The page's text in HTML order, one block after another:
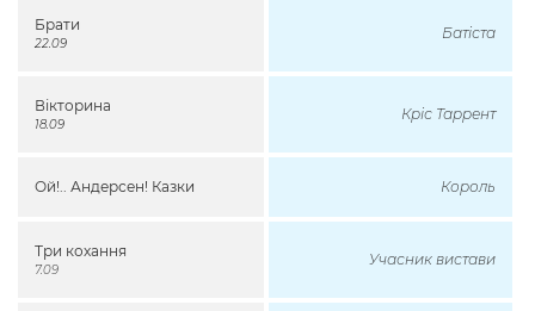
Брати
22.09
Батіста
Вікторина
18.09
Кріс Таррент
Ой!.. Андерсен! Казки Король
Три кохання
7.09
Учасник вистави